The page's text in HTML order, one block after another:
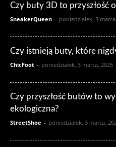
Czy buty 3D to przyszłość
SneakerQueen - poniedziałek, 3
Czy istnieją buty, które
ChicFoot - poniedziałek, 3 marca, 2025
Czy przyszłość butów to
ekologiczna?
StreetShoe - poniedziałek, 3 marca,